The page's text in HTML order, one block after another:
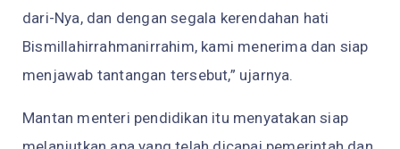
dari-Nya, dan dengan segala kerendahan hati
Bismillahirrahmanirrahim, kami menerima dan siap
menjawab tantangan tersebut,” ujarnya.
Mantan menteri pendidikan itu menyatakan siap